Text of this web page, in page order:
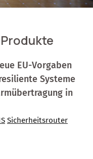
EU-Vorgaben
Systeme
in
Sicherheitsrouter